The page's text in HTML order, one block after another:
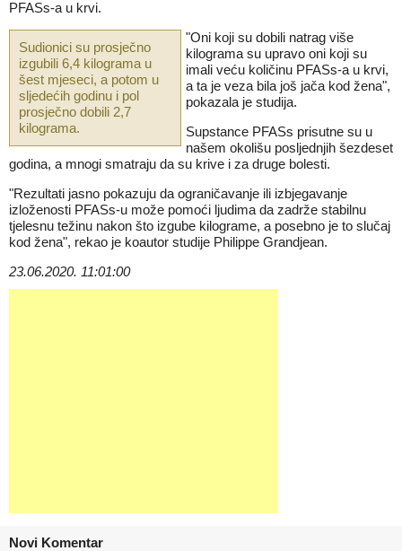
PFASs-a u krvi.
Sudionici su prosječno
izgubili 6,4 kilograma u
šest mjeseci, a potom u
sljedećih godinu i pol
prosječno dobili 2,7
kilograma.
"Oni koji su dobili natrag više
kilograma su upravo oni koji su
imali veću količinu PFASs-a u krvi,
a ta je veza bila još jača kod žena",
pokazala je studija.
Supstance PFASs prisutne su u
našem okolišu posljednjih šezdeset
godina, a mnogi smatraju da su krive i za druge bolesti.
"Rezultati jasno pokazuju da ograničavanje ili izbjegavanje
izloženosti PFASs-u može pomoći ljudima da zadrže stabilnu
tjelesnu težinu nakon što izgube kilograme, a posebno je to slučaj
kod žena", rekao je koautor studije Philippe Grandjean.
23.06.2020. 11:01:00
Novi Komentar